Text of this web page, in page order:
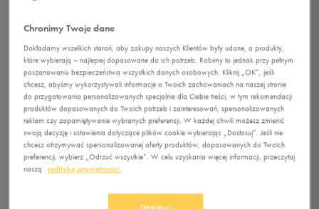
1/5
Chronimy Twoje dane
Dokładamy wszelkich starań, aby zakupy naszych Klientów były udane, a produkty,
które wybierają – najlepiej dopasowane do ich potrzeb. Robimy to jednak przy pełnym
poszanowaniu bezpieczeństwa wszystkich danych osobowych. Kliknij „OK”, jeśli
chcesz, abyśmy wykorzystywali informacje o Twoich zachowaniach na naszej stronie
do przygotowania personalizowanych specjalnie dla Ciebie treści, w tym rekomendacji
produktów dopasowanych do Twoich potrzeb i zainteresowań, spersonalizowanych
reklam czy zapamiętywanie wybranych preferencji. W każdej chwili możesz zmienić
swoją decyzję i ustawienia dotyczące plików cookie wybierając „Dostosuj”. Jeśli nie
chcesz otrzymywać spersonalizowanej oferty produktów, dopasowanych do Twoich
preferencji, wybierz „Odrzuć wszystkie”. W celu uzyskania więcej informacji, przeczytaj
naszą
politykę prywatności.